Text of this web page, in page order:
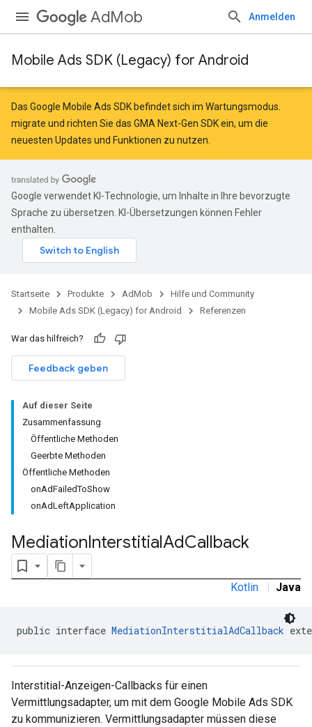
AdMob Anmelden
Mobile Ads SDK (Legacy) for Android
Das Google Mobile Ads SDK befindet sich im Wartungsmodus.
migrate und richten Sie das GMA Next-Gen SDK ein, um die
neuesten Updates und Funktionen zu nutzen.
Google verwendet KI-Technologie, um Inhalte in Ihre bevorzugte
Sprache zu übersetzen. KI-Übersetzungen können Fehler
enthalten.
Startseite Produkte AdMob
Hilfe und Community
Mobile Ads SDK (Legacy) for Android
Referenzen
War das hilfreich?
Feedback geben
Auf dieser Seite
Zusammenfassung
Öffentliche Methoden
Geerbte Methoden
Öffentliche Methoden
onAdFailedToShow
onAdLeftApplication
MediationInterstitialAdCallback
Kotlin | Java
public interface MediationInterstitialAdCallback
Interstitial-Anzeigen-Callbacks für einen
Vermittlungsadapter, um mit dem Google Mobile Ads SDK
zu kommunizieren. Vermittlungsadapter müssen diese